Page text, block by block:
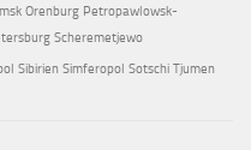
Orenburg Petropawlowsk-
Scheremetjewo
Sibirien Simferopol Sotschi Tjumen